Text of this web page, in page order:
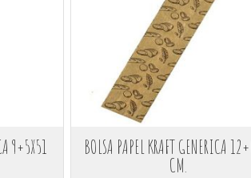
9+5X51 BOLSA PAPEL KRAFT GENERICA
CM.